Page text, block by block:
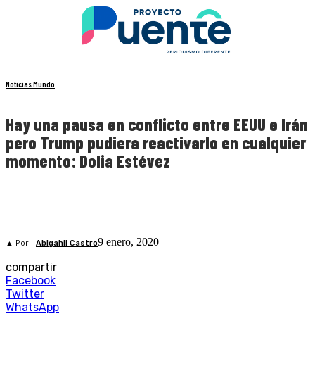
Noticias Mundo
Hay una pausa en conflicto entre EEUU e Irán
pero Trump pudiera reactivarlo en cualquier
momento: Dolia Estévez
▲ Por Abigahil Castro9 enero, 2020
compartir
Facebook
Twitter
WhatsApp